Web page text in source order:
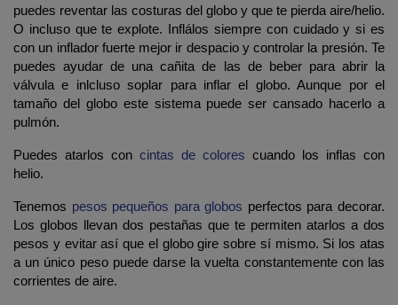
puedes reventar las costuras del globo y que te pierda aire/helio.
O incluso que te explote. Inflálos siempre con cuidado y si es
con un inflador fuerte mejor ir despacio y controlar la presión. Te
puedes ayudar de una cañita de las de beber para abrir la
válvula e inlcluso soplar para inflar el globo. Aunque por el
tamaño del globo este sistema puede ser cansado hacerlo a
pulmón.
Puedes atarlos con cintas de colores cuando los inflas con
helio.
Tenemos pesos pequeños para globos perfectos para decorar.
Los globos llevan dos pestañas que te permiten atarlos a dos
pesos y evitar así que el globo gire sobre sí mismo. Si los atas
a un único peso puede darse la vuelta constantemente con las
corrientes de aire.